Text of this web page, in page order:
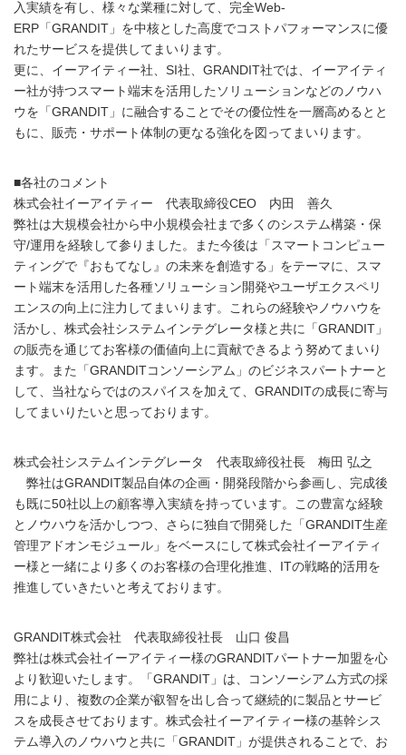
入実績を有し、様々な業種に対して、完全Web-
ERP「GRANDIT」を中核とした高度でコストパフォーマンスに優
れたサービスを提供してまいります。
更に、イーアイティー社、SI社、GRANDIT社では、イーアイティ
ー社が持つスマート端末を活用したソリューションなどのノウハ
ウを「GRANDIT」に融合することでその優位性を一層高めるとと
もに、販売・サポート体制の更なる強化を図ってまいります。
■各社のコメント
株式会社イーアイティー 代表取締役CEO 内田 善久
弊社は大規模会社から中小規模会社まで多くのシステム構築・保
守/運用を経験して参りました。また今後は「スマートコンピュー
ティングで『おもてなし』の未来を創造する」をテーマに、スマ
ート端末を活用した各種ソリューション開発やユーザエクスペリ
エンスの向上に注力してまいります。これらの経験やノウハウを
活かし、株式会社システムインテグレータ様と共に「GRANDIT」
の販売を通じてお客様の価値向上に貢献できるよう努めてまいり
ます。また「GRANDITコンソーシアム」のビジネスパートナーと
して、当社ならではのスパイスを加えて、GRANDITの成長に寄与
してまいりたいと思っております。
株式会社システムインテグレータ 代表取締役社長 梅田 弘之
弊社はGRANDIT製品自体の企画・開発段階から参画し、完成後
も既に50社以上の顧客導入実績を持っています。この豊富な経験
とノウハウを活かしつつ、さらに独自で開発した「GRANDIT生産
管理アドオンモジュール」をベースにして株式会社イーアイティ
ー様と一緒により多くのお客様の合理化推進、ITの戦略的活用を
推進していきたいと考えております。
GRANDIT株式会社 代表取締役社長 山口 俊昌
弊社は株式会社イーアイティー様のGRANDITパートナー加盟を心
より歓迎いたします。「GRANDIT」は、コンソーシアム方式の採
用により、複数の企業が叡智を出し合って継続的に製品とサービ
スを成長させております。株式会社イーアイティー様の基幹シス
テム導入のノウハウと共に「GRANDIT」が提供されることで、お